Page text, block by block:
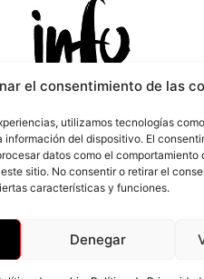
el consentimiento de las
utilizamos tecnologías
información del dispositivo. El
datos como el comportamiento
sitio. No consentir o retirar el
características y funciones.
Denegar
de Recuperación y